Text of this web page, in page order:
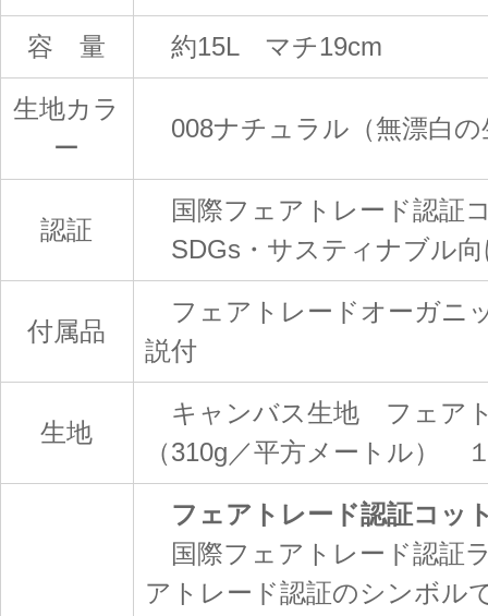
容 量 約15L マチ19cm
生地カラ
ー
008ナチュラル（無漂白の
認証
国際フェアトレード認証
SDGs・サスティナブル
付属品
フェアトレードオーガニ
説付
生地
キャンバス生地 フェア
（310g／平方メートル）
フェアトレード認証コッ
国際フェアトレード認証
アトレード認証のシンボル